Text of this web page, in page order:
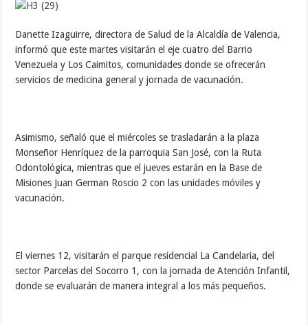
Danette Izaguirre, directora de Salud de la Alcaldía de Valencia,
informó que este martes visitarán el eje cuatro del Barrio
Venezuela y Los Caimitos, comunidades donde se ofrecerán
servicios de medicina general y jornada de vacunación.
Asimismo, señaló que el miércoles se trasladarán a la plaza
Monseñor Henríquez de la parroquia San José, con la Ruta
Odontológica, mientras que el jueves estarán en la Base de
Misiones Juan German Roscio 2 con las unidades móviles y
vacunación.
El viernes 12, visitarán el parque residencial La Candelaria, del
sector Parcelas del Socorro 1, con la jornada de Atención Infantil,
donde se evaluarán de manera integral a los más pequeños.